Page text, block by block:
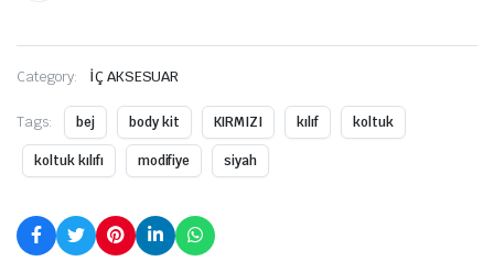
Category: İÇ AKSESUAR
Tags: bej body kit KIRMIZI kılıf koltuk
koltuk kılıfı modifiye siyah